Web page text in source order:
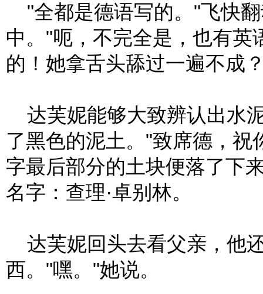
"全都是德语写的。"飞快
中。"呃，不完全是，也有英
的！她拿舌头舔过一遍不成
达芙妮能够大致辨认出水
了黑色的泥土。"致席德，
字最后部分的土块便落了下
名字：查理·卓别林。
达芙妮回头去看父亲，他
西。"嘿。"她说。